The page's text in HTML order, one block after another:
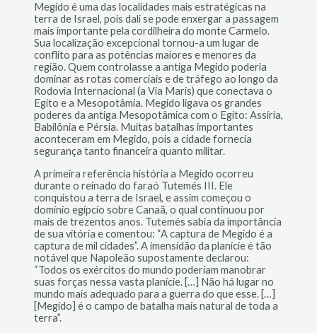
Megido é uma das localidades mais estratégicas na
terra de Israel, pois dali se pode enxergar a passagem
mais importante pela cordilheira do monte Carmelo.
Sua localização excepcional tornou-a um lugar de
conflito para as potências maiores e menores da
região. Quem controlasse a antiga Megido poderia
dominar as rotas comerciais e de tráfego ao longo da
Rodovia Internacional (a Via Maris) que conectava o
Egito e a Mesopotâmia. Megido ligava os grandes
poderes da antiga Mesopotâmica com o Egito: Assíria,
Babilônia e Pérsia. Muitas batalhas importantes
aconteceram em Megido, pois a cidade fornecia
segurança tanto financeira quanto militar.
A primeira referência história a Megido ocorreu
durante o reinado do faraó Tutemés III. Ele
conquistou a terra de Israel, e assim começou o
domínio egípcio sobre Canaã, o qual continuou por
mais de trezentos anos. Tutemés sabia da importância
de sua vitória e comentou: “A captura de Megido é a
captura de mil cidades”. A imensidão da planície é tão
notável que Napoleão supostamente declarou:
“Todos os exércitos do mundo poderiam manobrar
suas forças nessa vasta planície. […] Não há lugar no
mundo mais adequado para a guerra do que esse. […]
[Megido] é o campo de batalha mais natural de toda a
terra”.